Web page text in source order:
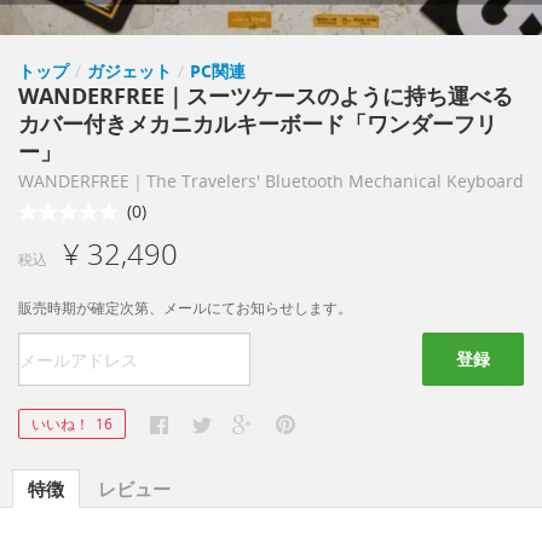
トップ / ガジェット / PC関連
WANDERFREE｜スーツケースのように持ち運べる
カバー付きメカニカルキーボード「ワンダーフリ
ー」
WANDERFREE｜The Travelers' Bluetooth Mechanical Keyboard
(0)
税込 ¥ 32,490
販売時期が確定次第、メールにてお知らせします。
登録
いいね！ 16
特徴 レビュー